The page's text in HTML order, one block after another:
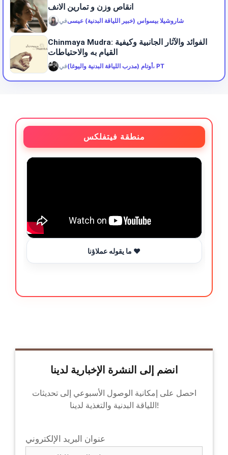
انقاص وزن و تمارين الانف
فيشاروشيلا بيسواس (خبير اللياقة البدنية) عيسى
Chinmaya Mudra: الفوائد والآثار الجانبية وكيفية
القيام به والاحتياطات
في أوتام (مدرب اللياقة البدنية واليوغا)، PT
منطقة فيتفلكس
ما يقوله عملاؤنا ❤️
انضم إلى النشرة الإخبارية لدينا
احصل على إمكانية الوصول الأسبوعي إلى تحديثات
اللياقة البدنية والتغذية لدينا!
عنوان البريد الإلكتروني